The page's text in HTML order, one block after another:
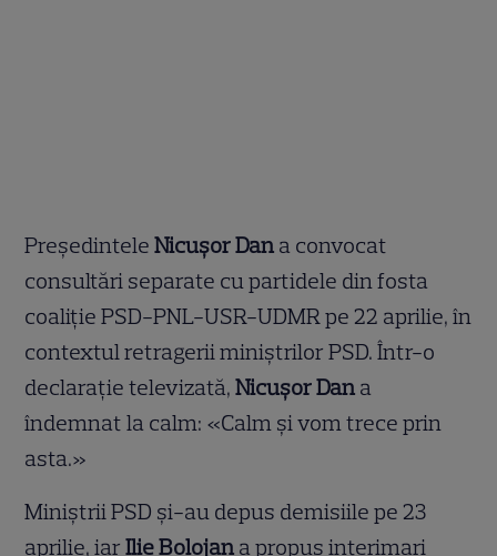
PreședinteleNicușor Dan a convocat
consultări separate cu partidele din fosta
coaliție PSD-PNL-USR-UDMR pe 22 aprilie, în
contextul retragerii miniștrilor PSD. Într-o
declarație televizată,Nicușor Dan a
îndemnat la calm: «Calm și vom trece prin
asta.»
Miniștrii PSD și-au depus demisiile pe 23
aprilie, iarIlie Bolojan a propus interimari